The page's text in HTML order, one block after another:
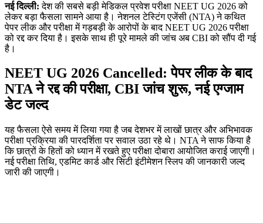
नई दिल्ली: देश की सबसे बड़ी मेडिकल प्रवेश परीक्षा NEET UG 2026 को
लेकर बड़ा फैसला सामने आया है। नेशनल टेस्टिंग एजेंसी (NTA) ने कथित
पेपर लीक और परीक्षा में गड़बड़ी के आरोपों के बाद NEET UG 2026 परीक्षा
को रद्द कर दिया है। इसके साथ ही पूरे मामले की जांच अब CBI को सौंप दी गई
है।
NEET UG 2026 Cancelled: पेपर लीक के बाद
NTA ने रद्द की परीक्षा, CBI जांच शुरू, नई एग्जाम
डेट जल्द
यह फैसला ऐसे समय में लिया गया है जब देशभर में लाखों छात्र और अभिभावक
परीक्षा प्रक्रिया की पारदर्शिता पर सवाल उठा रहे थे। NTA ने साफ किया है
कि छात्रों के हितों को ध्यान में रखते हुए परीक्षा दोबारा आयोजित कराई जाएगी।
नई परीक्षा तिथि, एडमिट कार्ड और सिटी इंटीमेशन स्लिप की जानकारी जल्द
जारी की जाएगी।